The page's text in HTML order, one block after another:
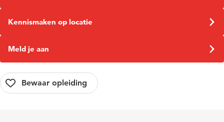
Kennismaken op locatie
Meld je aan